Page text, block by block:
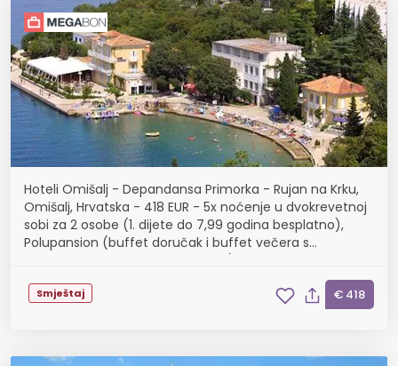
Hoteli Omišalj - Depandansa Primorka - Rujan na Krku,
Omišalj, Hrvatska - 418 EUR - 5x noćenje u dvokrevetnoj
sobi za 2 osobe (1. dijete do 7,99 godina besplatno),
Polupansion (buffet doručak i buffet večera s
Smještaj € 418